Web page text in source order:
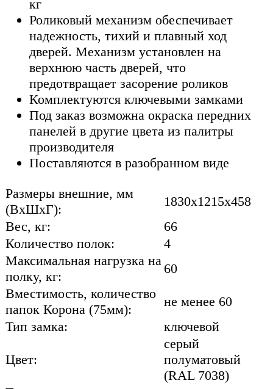
кг
Роликовый механизм обеспечивает
надежность, тихий и плавный ход
дверей. Механизм установлен на
верхнюю часть дверей, что
предотвращает засорение роликов
Комплектуются ключевыми замками
Под заказ возможна окраска передних
панелей в другие цвета из палитры
производителя
Поставляются в разобранном виде
Размеры внешние, мм
(ВхШхГ):
1830x1215x458
Вес, кг:
66
Количество полок:
4
Максимальная нагрузка на
полку, кг:
60
Вместимость, количество
папок Корона (75мм):
не менее 60
Тип замка:
ключевой
Цвет:
серый
полуматовый
(RAL 7038)